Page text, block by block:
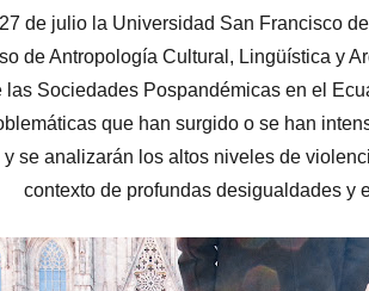
de julio la Universidad San Francisco
de Antropología Cultural, Lingüística y
las Sociedades Pospandémicas en el
que han surgido o se han
se analizarán los altos niveles de
contexto de profundas desigualdades y